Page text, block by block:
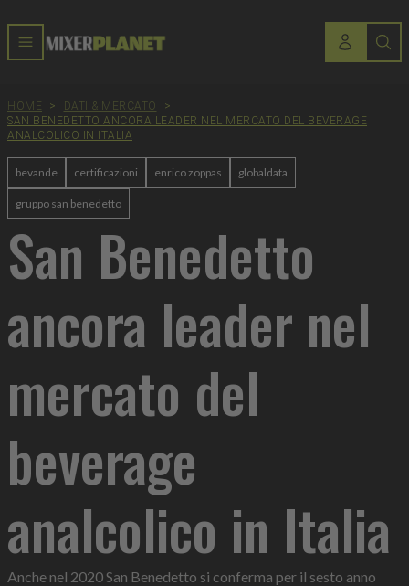
HOME > DATI & MERCATO
>
SAN BENEDETTO ANCORA LEADER NEL MERCATO DEL BEVERAGE
ANALCOLICO IN ITALIA
bevande certificazioni enrico zoppas globaldata
gruppo san benedetto
San Benedetto
ancora leader nel
mercato del
beverage
analcolico in Italia
Anche nel 2020 San Benedetto si conferma per il sesto anno